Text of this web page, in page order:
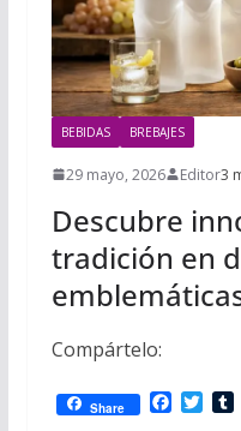
BEBIDAS BREBAJES
29 mayo, 2026 Editor3
Descubre
tradición en
Compártelo:
Share
F
T